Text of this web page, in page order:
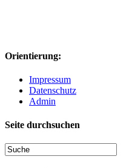
Orientierung:
Impressum
Datenschutz
Admin
Seite durchsuchen